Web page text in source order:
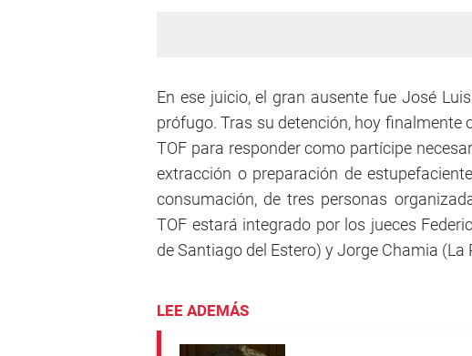
En ese juicio, el gran ausente fue José
prófugo. Tras su detención, hoy finalmente
TOF para responder como partícipe
extracción o preparación de
consumación, de tres personas
TOF estará integrado por los jueces
de Santiago del Estero) y Jorge Chamia (La
LEE ADEMÁS